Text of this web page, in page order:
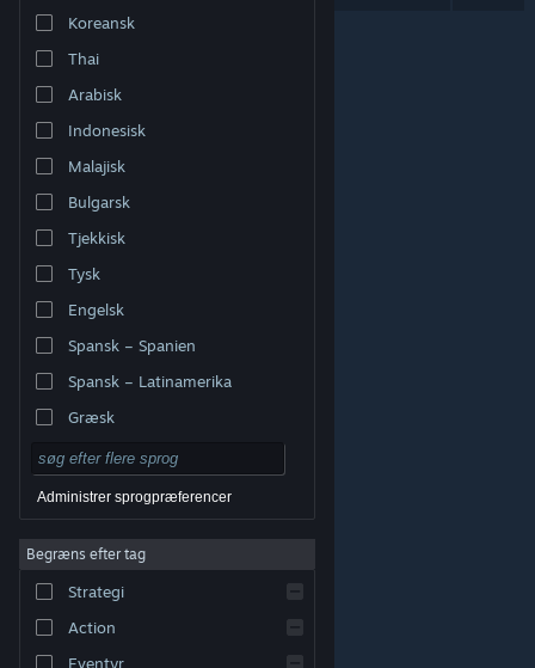
Hent Steam-mobilappen
Vis desktop-webside
varemærker tilhører deres respektive indehavere i USA
Tilgængelighed
Refunderinger|
Koreansk
Thai
Arabisk
Indonesisk
Malajisk
Bulgarsk
Tjekkisk
Tysk
Engelsk
Spansk – Spanien
Spansk – Latinamerika
Græsk
Administrer sprogpræferencer
Begræns efter tag
Strategi
Action
Eventyr